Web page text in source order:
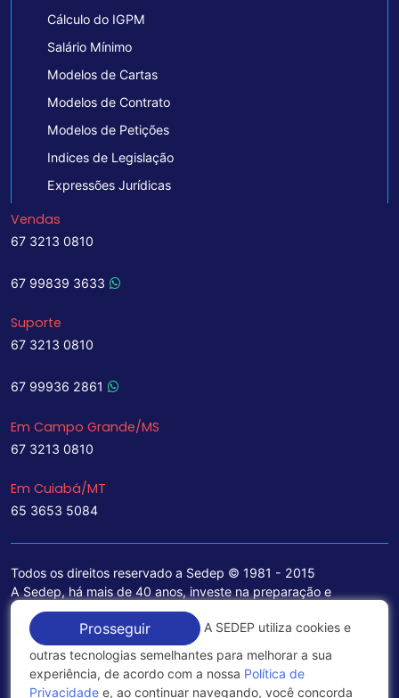
Cálculo do IGPM
Salário Mínimo
Modelos de Cartas
Modelos de Contrato
Modelos de Petições
Indices de Legislação
Expressões Jurídicas
Vendas
67 3213 0810
67 99839 3633
Suporte
67 3213 0810
67 99936 2861
Em Campo Grande/MS
67 3213 0810
Em Cuiabá/MT
65 3653 5084
Todos os direitos reservado a Sedep © 1981 - 2015
A Sedep, há mais de 40 anos, investe na preparação e
treinamento de funcionários e na aquisição de tecnologia de
ponta para a ampliação de seu portfólio de serviços voltados
para a área jurídica, que contemplam informações seguras e
excelentes soluções empresariais.
Prosseguir
A SEDEP utiliza cookies e
outras tecnologias semelhantes para melhorar a sua
experiência, de acordo com a nossa Política de
Privacidade e, ao continuar navegando, você concorda